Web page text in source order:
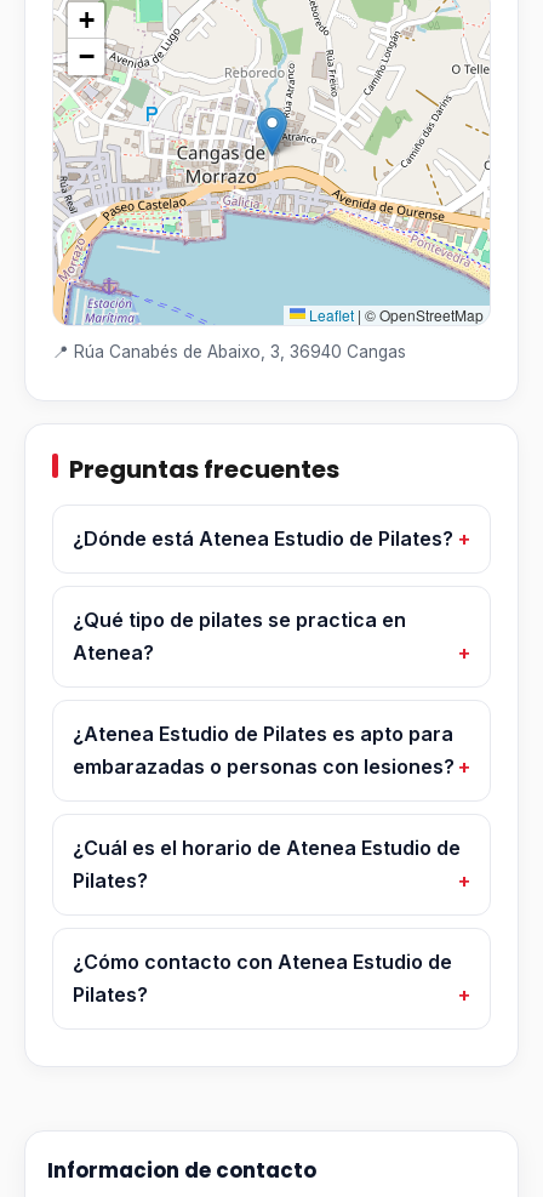
+
−
Leaflet | © OpenStreetMap
📍 Rúa Canabés de Abaixo, 3, 36940 Cangas
Preguntas frecuentes
¿Dónde está Atenea Estudio de Pilates?
¿Qué tipo de pilates se practica en
Atenea?
¿Atenea Estudio de Pilates es apto para
embarazadas o personas con lesiones?
¿Cuál es el horario de Atenea Estudio de
Pilates?
¿Cómo contacto con Atenea Estudio de
Pilates?
Informacion de contacto